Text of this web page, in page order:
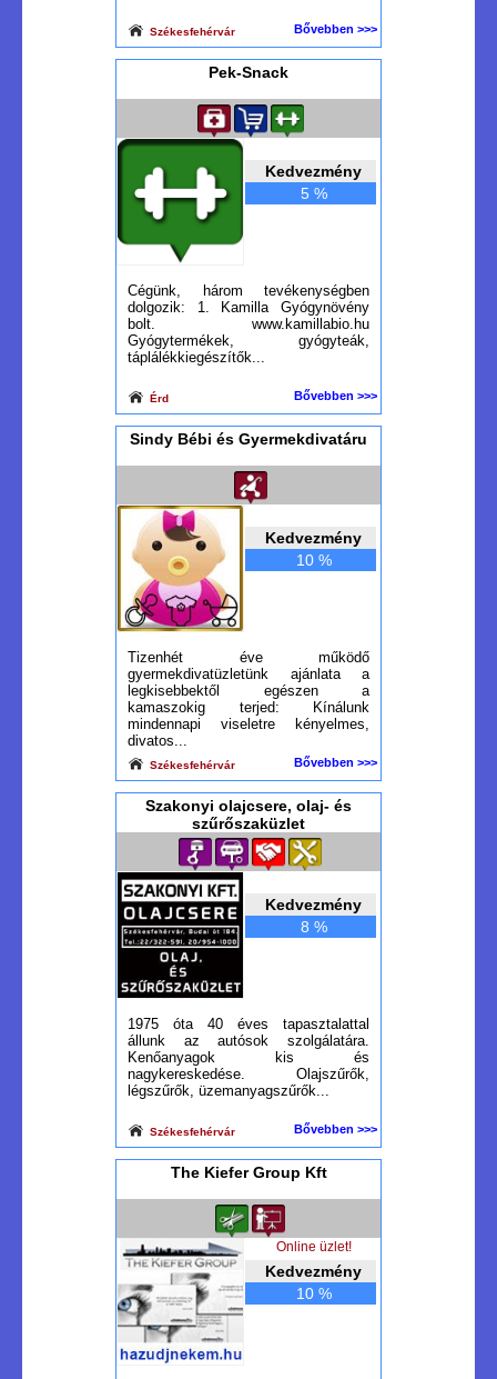
Székesfehérvár Bővebben >>>
Pek-Snack
Kedvezmény
5 %
Cégünk, három tevékenységben
dolgozik: 1. Kamilla Gyógynövény
bolt. www.kamillabio.hu
Gyógytermékek, gyógyteák,
táplálékkiegészítők...
Érd Bővebben >>>
Sindy Bébi és Gyermekdivatáru
Kedvezmény
10 %
Tizenhét éve működő
gyermekdivatüzletünk ajánlata a
legkisebbektől egészen a
kamaszokig terjed: Kínálunk
mindennapi viseletre kényelmes,
divatos...
Székesfehérvár Bővebben >>>
Szakonyi olajcsere, olaj- és
szűrőszaküzlet
Kedvezmény
8 %
1975 óta 40 éves tapasztalattal
állunk az autósok szolgálatára.
Kenőanyagok kis és
nagykereskedése. Olajszűrők,
légszűrők, üzemanyagszűrők...
Székesfehérvár Bővebben >>>
The Kiefer Group Kft
Kedvezmény
10 %
Online üzlet!